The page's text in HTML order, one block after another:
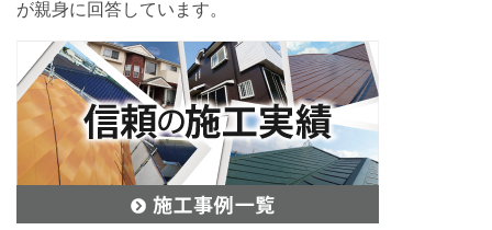
が親身に回答しています。